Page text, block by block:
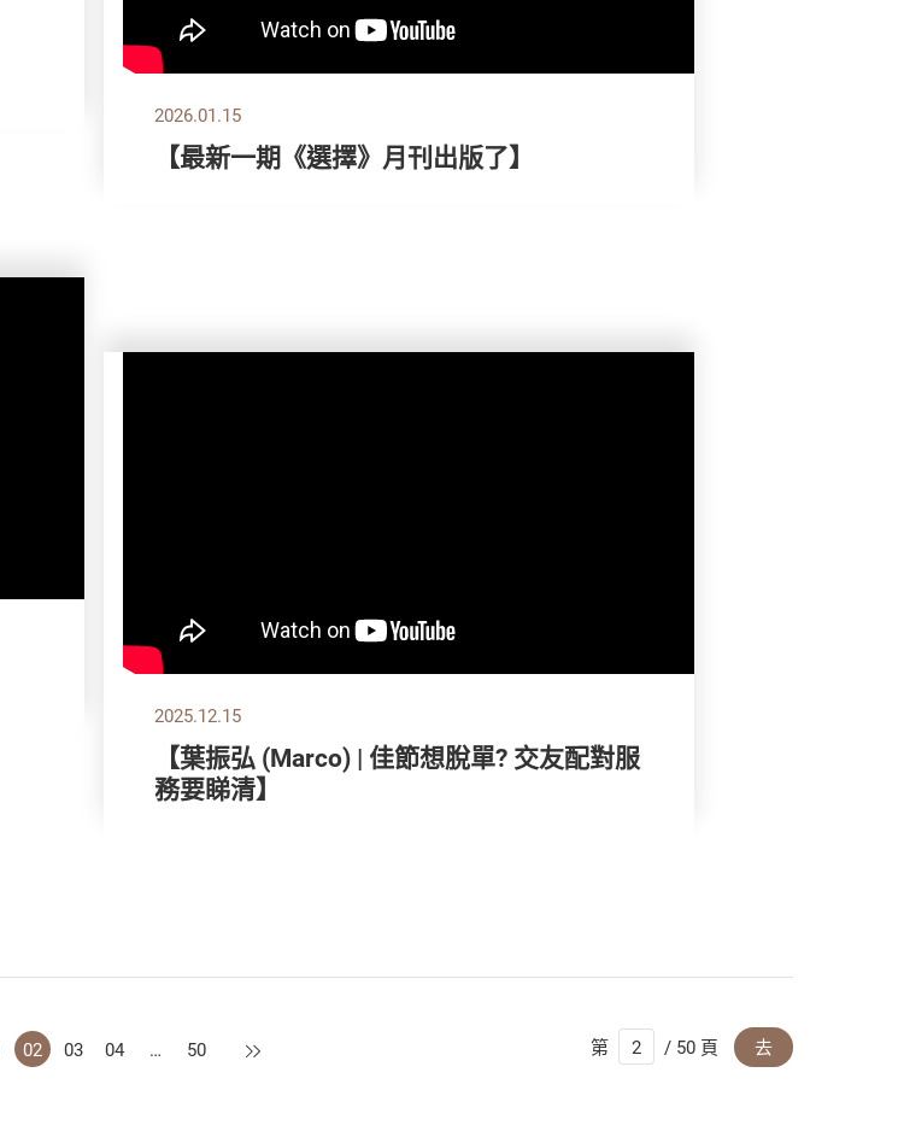
2026.01.15
【最新一期《選擇》月刊出版了】
2025.12.15
【葉振弘 (Marco) | 佳節想脫單? 交友配對服
務要睇清】
02 03 04 … 50 下一頁 第 / 50 頁 去